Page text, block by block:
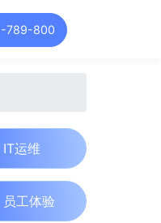
789-800
IT运维
员工体验